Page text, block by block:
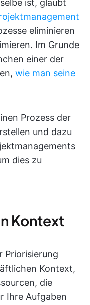
ist, glaubt
eliminieren
Im Grunde
einer der
wie man seine
Prozess der
und dazu
dies zu
Kontext
Priorisierung
Kontext,
die
Ihre Aufgaben